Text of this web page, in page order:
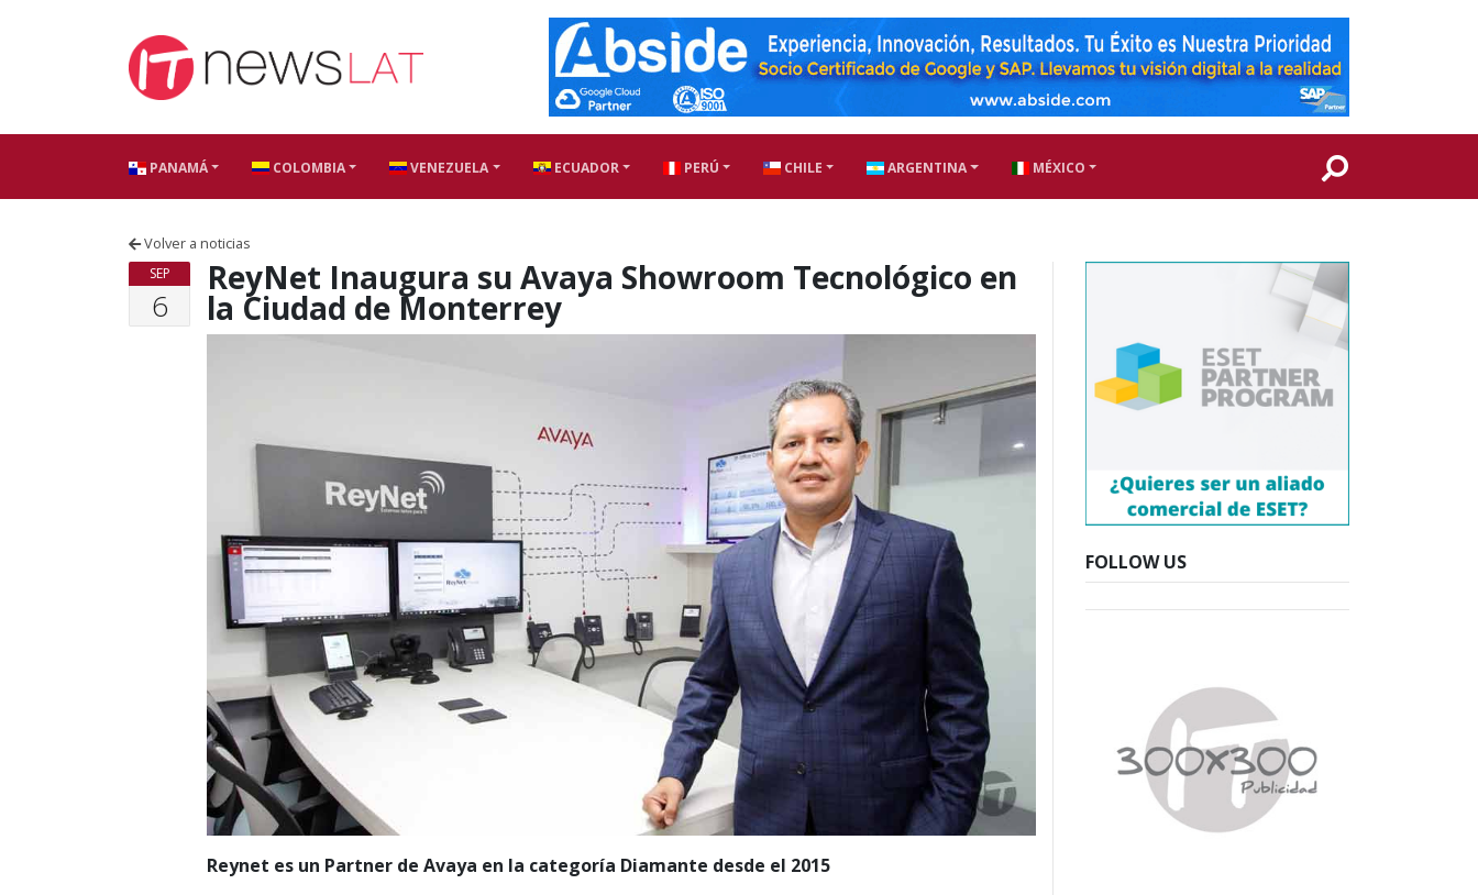
PANAMÁ COLOMBIA VENEZUELA ECUADOR PERÚ CHILE ARGENTINA MÉXICO
Volver a noticias
SEP
6
ReyNet Inaugura su Avaya Showroom Tecnológico en
la Ciudad de Monterrey
Reynet es un Partner de Avaya en la categoría Diamante desde el 2015
FOLLOW US